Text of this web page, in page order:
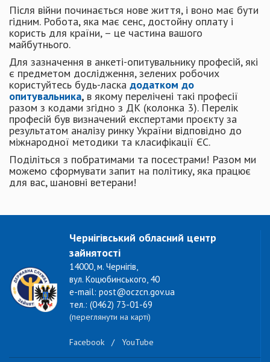
Після війни починається нове життя, і воно має бути
гідним. Робота, яка має сенс, достойну оплату і
користь для країни, – це частина вашого
майбутнього.
Для зазначення в анкеті-опитувальнику професій, які
є предметом дослідження, зелених робочих
користуйтесь будь-ласка додатком до
опитувальника, в якому перелічені такі професії
разом з кодами згідно з ДК (колонка 3). Перелік
професій був визначений експертами проєкту за
результатом аналізу ринку України відповідно до
міжнародної методики та класифікації ЄС.
Поділіться з побратимами та посестрами! Разом ми
можемо сформувати запит на політику, яка працює
для вас, шановні ветерани!
Чернігівський обласний центр
зайнятості
14000, м. Чернігів,
вул. Коцюбинського, 40
e-mail: post@oczcn.gov.ua
тел.: (0462) 73-01-69
(переглянути на карті)
Facebook / YouTube